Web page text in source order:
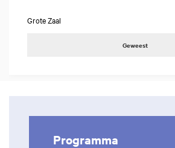
Grote Zaal
Geweest
Programma